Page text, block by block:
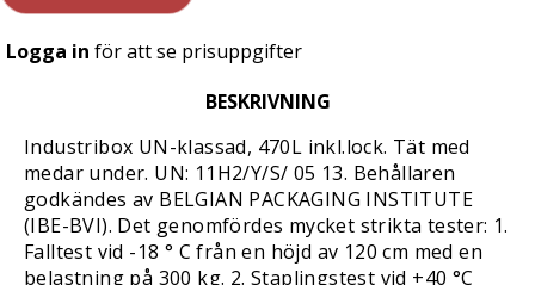
Logga in för att se prisuppgifter
BESKRIVNING
Industribox UN-klassad, 470L inkl.lock. Tät med
medar under. UN: 11H2/Y/S/ 05 13. Behållaren
godkändes av BELGIAN PACKAGING INSTITUTE
(IBE-BVI). Det genomfördes mycket strikta tester: 1.
Falltest vid -18 ° C från en höjd av 120 cm med en
belastning på 300 kg. 2. Staplingstest vid +40 °C